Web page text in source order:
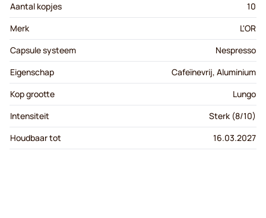
Aantal kopjes
10
Merk
L'OR
Capsule systeem
Nespresso
Eigenschap
Cafeïnevrij, Aluminium
Kop grootte
Lungo
Intensiteit
Sterk (8/10)
Houdbaar tot
16.03.2027